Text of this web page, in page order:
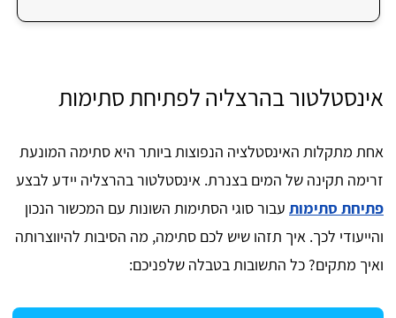
אינסטלטור בהרצליה לפתיחת סתימות
אחת מתקלות האינסטלציה הנפוצות ביותר היא סתימה המונעת
זרימה תקינה של המים בצנרת. אינסטלטור בהרצליה יידע לבצע
פתיחת סתימות עבור סוגי הסתימות השונות עם המכשור הנכון
והייעודי לכך. איך תזהו שיש לכם סתימה, מה הסיבות להיווצרותה
ואיך מתקים? כל התשובות בטבלה שלפניכם: